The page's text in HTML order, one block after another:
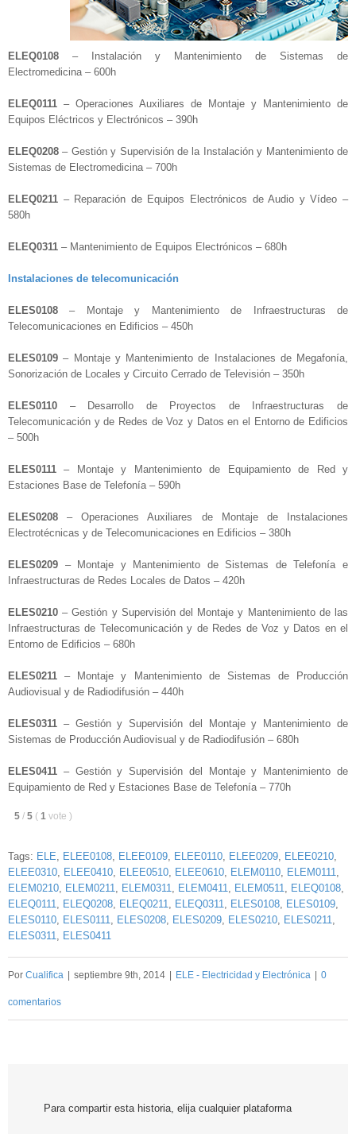
ELEQ0108 – Instalación y Mantenimiento de Sistemas de
Electromedicina – 600h
ELEQ0111 – Operaciones Auxiliares de Montaje y Mantenimiento de
Equipos Eléctricos y Electrónicos – 390h
ELEQ0208 – Gestión y Supervisión de la Instalación y Mantenimiento de
Sistemas de Electromedicina – 700h
ELEQ0211 – Reparación de Equipos Electrónicos de Audio y Vídeo –
580h
ELEQ0311 – Mantenimiento de Equipos Electrónicos – 680h
Instalaciones de telecomunicación
ELES0108 – Montaje y Mantenimiento de Infraestructuras de
Telecomunicaciones en Edificios – 450h
ELES0109 – Montaje y Mantenimiento de Instalaciones de Megafonía,
Sonorización de Locales y Circuito Cerrado de Televisión – 350h
ELES0110 – Desarrollo de Proyectos de Infraestructuras de
Telecomunicación y de Redes de Voz y Datos en el Entorno de Edificios
– 500h
ELES0111 – Montaje y Mantenimiento de Equipamiento de Red y
Estaciones Base de Telefonía – 590h
ELES0208 – Operaciones Auxiliares de Montaje de Instalaciones
Electrotécnicas y de Telecomunicaciones en Edificios – 380h
ELES0209 – Montaje y Mantenimiento de Sistemas de Telefonía e
Infraestructuras de Redes Locales de Datos – 420h
ELES0210 – Gestión y Supervisión del Montaje y Mantenimiento de las
Infraestructuras de Telecomunicación y de Redes de Voz y Datos en el
Entorno de Edificios – 680h
ELES0211 – Montaje y Mantenimiento de Sistemas de Producción
Audiovisual y de Radiodifusión – 440h
ELES0311 – Gestión y Supervisión del Montaje y Mantenimiento de
Sistemas de Producción Audiovisual y de Radiodifusión – 680h
ELES0411 – Gestión y Supervisión del Montaje y Mantenimiento de
Equipamiento de Red y Estaciones Base de Telefonía – 770h
5 / 5 ( 1 vote )
Tags: ELE ELEE0108 ELEE0109 ELEE0110 ELEE0209 ELEE0210
ELEE0310 ELEE0410 ELEE0510 ELEE0610 ELEM0110 ELEM0111
ELEM0210 ELEM0211 ELEM0311 ELEM0411 ELEM0511 ELEQ0108
ELEQ0111
ELEQ0208 ELEQ0211 ELEQ0311 ELES0108 ELES0109
ELES0110 ELES0111 ELES0208 ELES0209 ELES0210 ELES0211
ELES0311
ELES0411
Por Cualifica | septiembre 9th, 2014 | ELE - Electricidad y Electrónica | 0
comentarios
Para compartir esta historia, elija cualquier plataforma